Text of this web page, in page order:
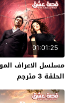
01:01:25
مسلسل الاعراف
الحلقة 3 مترجم